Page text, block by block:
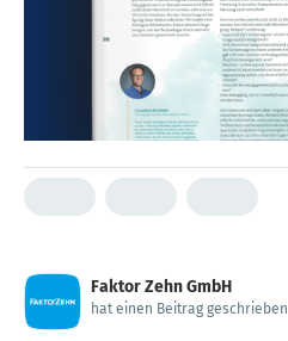
Faktor Zehn GmbH
hat einen Beitrag geschrieben